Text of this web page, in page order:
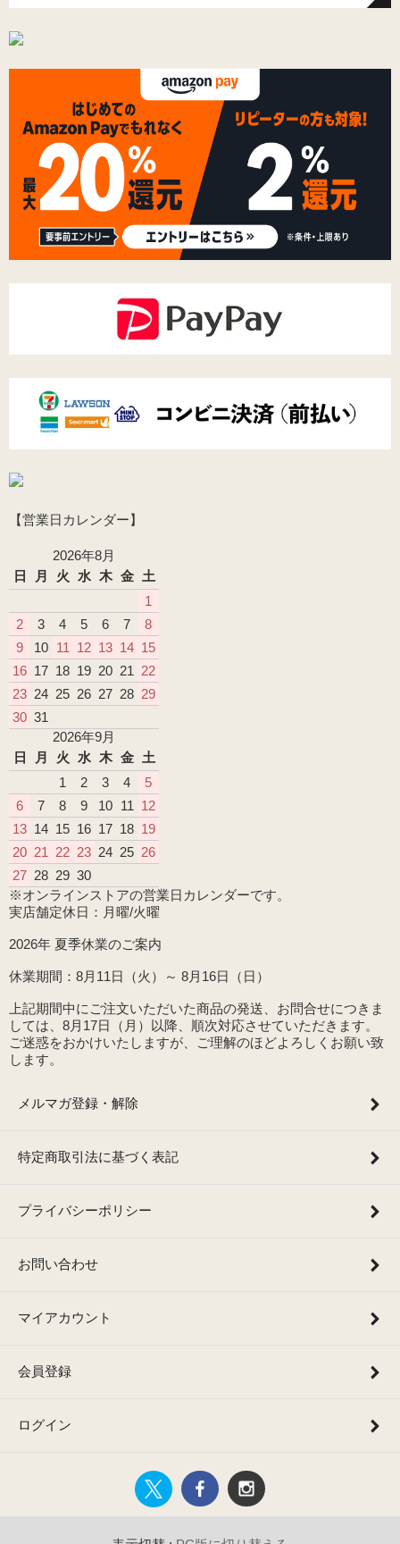
【営業日カレンダー】
2026年8月
日
月 火 水 木 金
土
1
2
3 4 5 6 7
8
9
10 11 12 13 14 15
16 17 18 19 20 21 22
23 24 25 26 27 28 29
30 31
2026年9月
日
月 火 水 木 金
土
1
2 3 4
5
6
7 8 9 10 11 12
13 14 15 16 17 18 19
20 21 22 23 24 25 26
27 28 29 30
※オンラインストアの営業日カレンダーです。
実店舗定休日：月曜/火曜
2026年 夏季休業のご案内
休業期間：8月11日（火）～ 8月16日（日）
上記期間中にご注文いただいた商品の発送、お問合せにつきま
しては、8月17日（月）以降、順次対応させていただきます。
ご迷惑をおかけいたしますが、ご理解のほどよろしくお願い致
します。
メルマガ登録・解除
特定商取引法に基づく表記
プライバシーポリシー
お問い合わせ
マイアカウント
会員登録
ログイン